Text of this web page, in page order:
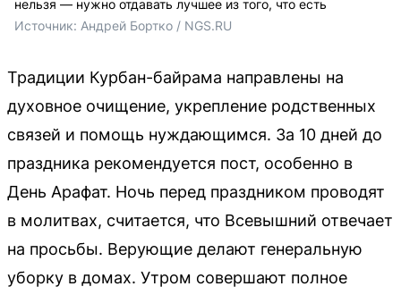
нельзя — нужно отдавать лучшее из того, что есть
Источник: Андрей Бортко / NGS.RU
Традиции Курбан-байрама направлены на
духовное очищение, укрепление родственных
связей и помощь нуждающимся. За 10 дней до
праздника рекомендуется пост, особенно в
День Арафат. Ночь перед праздником проводят
в молитвах, считается, что Всевышний отвечает
на просьбы. Верующие делают генеральную
уборку в домах. Утром совершают полное